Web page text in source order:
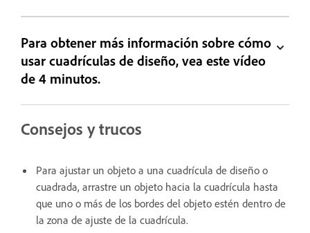
Para obtener más información sobre cómo
usar cuadrículas de diseño, vea este vídeo
de 4 minutos.
Consejos y trucos
Para ajustar un objeto a una cuadrícula de diseño o
cuadrada, arrastre un objeto hacia la cuadrícula hasta
que uno o más de los bordes del objeto estén dentro de
la zona de ajuste de la cuadrícula.